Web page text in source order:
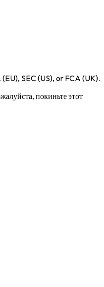
(EU), SEC (US), or FCA (UK).
покиньте этот